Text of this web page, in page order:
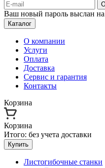
Ваш новый пароль выслан
Каталог
О компании
Услуги
Оплата
Доставка
Сервис и гарантия
Контакты
Корзина
Корзина
Итого: без учета доставки
Купить
Листогибочные станки